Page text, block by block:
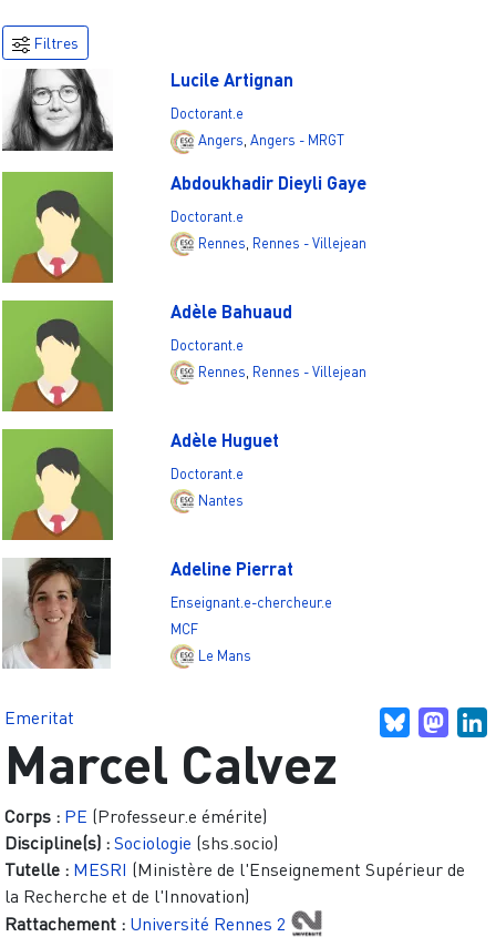
Filtres
Lucile Artignan
Doctorant.e
Angers Angers - MRGT
Abdoukhadir Dieyli Gaye
Doctorant.e
Rennes Rennes - Villejean
Adèle Bahuaud
Doctorant.e
Rennes Rennes - Villejean
Adèle Huguet
Doctorant.e
Nantes
Adeline Pierrat
Enseignant.e-chercheur.e
MCF
Le Mans
Bluesky
Emeritat
Marcel Calvez
Corps : PE (Professeur.e émérite)
Discipline(s) : Sociologie (shs.socio)
Tutelle : MESRI (Ministère de l'Enseignement Supérieur de
la Recherche et de l'Innovation)
Rattachement : Université Rennes 2